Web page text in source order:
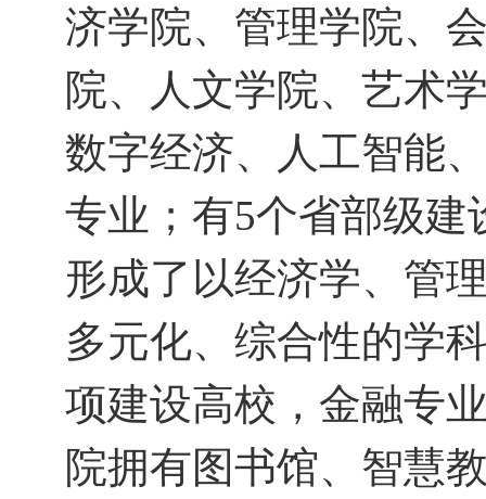
济学院、管理学院、
院、人文学院、艺术
数字经济、人工智能
专业；有5个省部级建
形成了以经济学、管
多元化、综合性的学
项建设高校，金融专
院拥有图书馆、智慧